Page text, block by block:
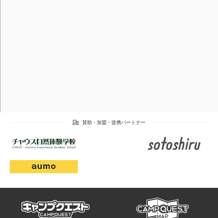
campquest campmap